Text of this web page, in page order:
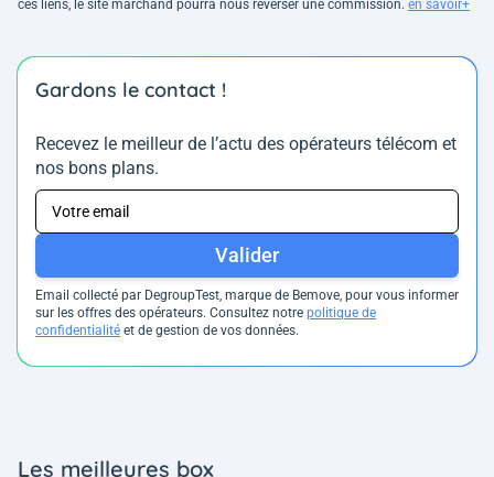
ces liens, le site marchand pourra nous reverser une commission. en savoir+
Gardons le contact !
Recevez le meilleur de l’actu des opérateurs télécom et
nos bons plans.
Valider
Email collecté par DegroupTest, marque de Bemove, pour vous informer
sur les offres des opérateurs. Consultez notre politique de
confidentialité et de gestion de vos données.
Les meilleures box